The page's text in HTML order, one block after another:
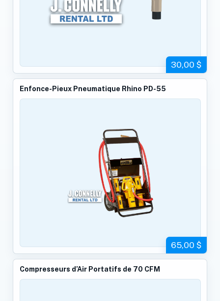
30,00 $
Enfonce-Pieux Pneumatique Rhino PD-55
65,00 $
Compresseurs d’Air Portatifs de 70 CFM